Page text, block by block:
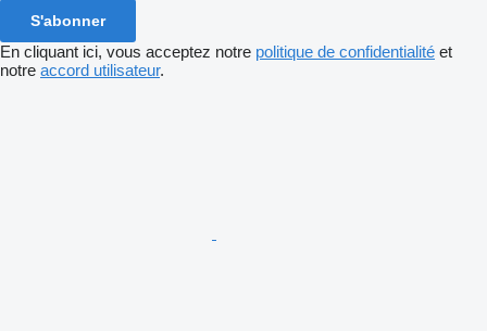
S'abonner
En cliquant ici, vous acceptez notre politique de confidentialité et
notre accord utilisateur.